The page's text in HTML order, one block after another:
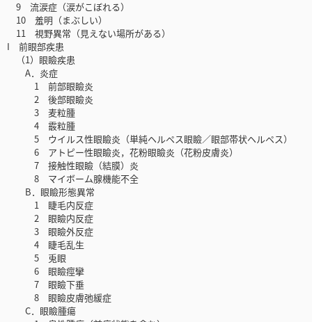
9 流涙症（涙がこぼれる）
10 羞明（まぶしい）
11 視野異常（見えない場所がある）
I 前眼部疾患
（1）眼瞼疾患
A．炎症
1 前部眼瞼炎
2 後部眼瞼炎
3 麦粒腫
4 霰粒腫
5 ウイルス性眼瞼炎（単純ヘルペス眼瞼／眼部帯状ヘルペス）
6 アトピー性眼瞼炎，花粉眼瞼炎（花粉皮膚炎）
7 接触性眼瞼（結膜）炎
8 マイボーム腺機能不全
B．眼瞼形態異常
1 睫毛内反症
2 眼瞼内反症
3 眼瞼外反症
4 睫毛乱生
5 兎眼
6 眼瞼痙攣
7 眼瞼下垂
8 眼瞼皮膚弛緩症
C．眼瞼腫瘍